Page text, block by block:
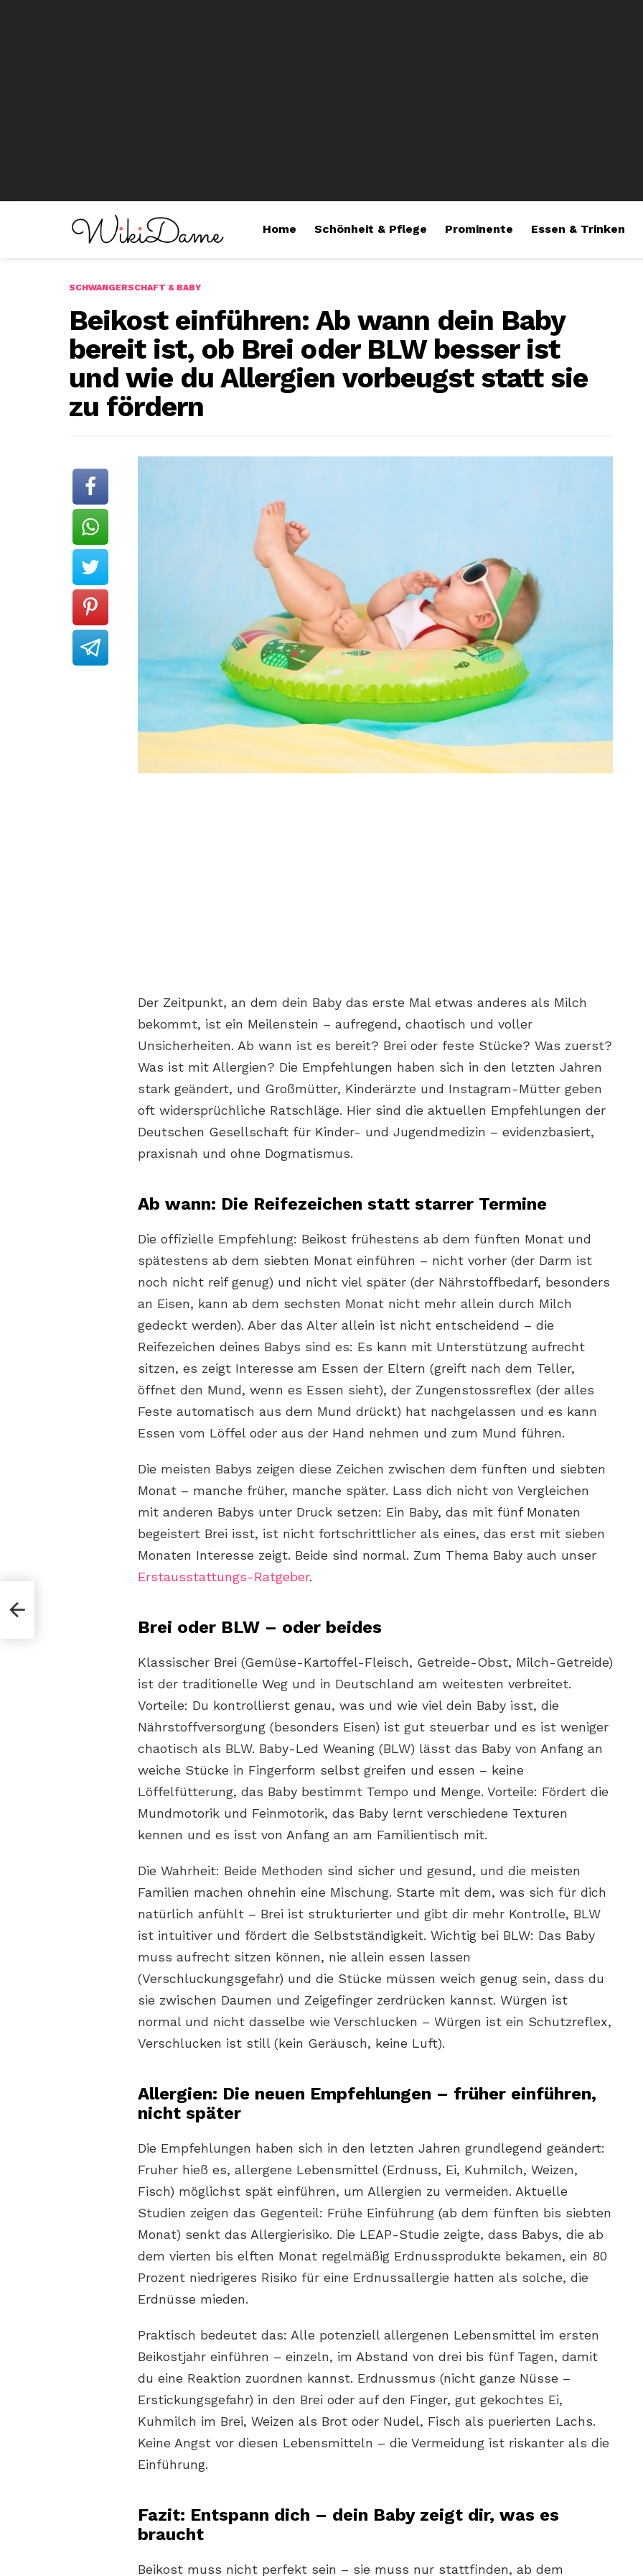
Home Schönheit & Pflege Prominente Essen & Trinken
SCHWANGERSCHAFT & BABY
Beikost einführen: Ab wann dein Baby
bereit ist, ob Brei oder BLW besser ist
und wie du Allergien vorbeugst statt sie
zu fördern
Der Zeitpunkt, an dem dein Baby das erste Mal etwas anderes als Milch
bekommt, ist ein Meilenstein – aufregend, chaotisch und voller
Unsicherheiten. Ab wann ist es bereit? Brei oder feste Stücke? Was zuerst?
Was ist mit Allergien? Die Empfehlungen haben sich in den letzten Jahren
stark geändert, und Großmütter, Kinderärzte und Instagram-Mütter geben
oft widersprüchliche Ratschläge. Hier sind die aktuellen Empfehlungen der
Deutschen Gesellschaft für Kinder- und Jugendmedizin – evidenzbasiert,
praxisnah und ohne Dogmatismus.
Ab wann: Die Reifezeichen statt starrer Termine
Die offizielle Empfehlung: Beikost frühestens ab dem fünften Monat und
spätestens ab dem siebten Monat einführen – nicht vorher (der Darm ist
noch nicht reif genug) und nicht viel später (der Nährstoffbedarf, besonders
an Eisen, kann ab dem sechsten Monat nicht mehr allein durch Milch
gedeckt werden). Aber das Alter allein ist nicht entscheidend – die
Reifezeichen deines Babys sind es: Es kann mit Unterstützung aufrecht
sitzen, es zeigt Interesse am Essen der Eltern (greift nach dem Teller,
öffnet den Mund, wenn es Essen sieht), der Zungenstossreflex (der alles
Feste automatisch aus dem Mund drückt) hat nachgelassen und es kann
Essen vom Löffel oder aus der Hand nehmen und zum Mund führen.
Die meisten Babys zeigen diese Zeichen zwischen dem fünften und siebten
Monat – manche früher, manche später. Lass dich nicht von Vergleichen
mit anderen Babys unter Druck setzen: Ein Baby, das mit fünf Monaten
begeistert Brei isst, ist nicht fortschrittlicher als eines, das erst mit sieben
Monaten Interesse zeigt. Beide sind normal. Zum Thema Baby auch unser
Erstausstattungs-Ratgeber.
Brei oder BLW – oder beides
Klassischer Brei (Gemüse-Kartoffel-Fleisch, Getreide-Obst, Milch-Getreide)
ist der traditionelle Weg und in Deutschland am weitesten verbreitet.
Vorteile: Du kontrollierst genau, was und wie viel dein Baby isst, die
Nährstoffversorgung (besonders Eisen) ist gut steuerbar und es ist weniger
chaotisch als BLW. Baby-Led Weaning (BLW) lässt das Baby von Anfang an
weiche Stücke in Fingerform selbst greifen und essen – keine
Löffelfütterung, das Baby bestimmt Tempo und Menge. Vorteile: Fördert die
Mundmotorik und Feinmotorik, das Baby lernt verschiedene Texturen
kennen und es isst von Anfang an am Familientisch mit.
Die Wahrheit: Beide Methoden sind sicher und gesund, und die meisten
Familien machen ohnehin eine Mischung. Starte mit dem, was sich für dich
natürlich anfühlt – Brei ist strukturierter und gibt dir mehr Kontrolle, BLW
ist intuitiver und fördert die Selbstständigkeit. Wichtig bei BLW: Das Baby
muss aufrecht sitzen können, nie allein essen lassen
(Verschluckungsgefahr) und die Stücke müssen weich genug sein, dass du
sie zwischen Daumen und Zeigefinger zerdrücken kannst. Würgen ist
normal und nicht dasselbe wie Verschlucken – Würgen ist ein Schutzreflex,
Verschlucken ist still (kein Geräusch, keine Luft).
Allergien: Die neuen Empfehlungen – früher einführen,
nicht später
Die Empfehlungen haben sich in den letzten Jahren grundlegend geändert:
Fruher hieß es, allergene Lebensmittel (Erdnuss, Ei, Kuhmilch, Weizen,
Fisch) möglichst spät einführen, um Allergien zu vermeiden. Aktuelle
Studien zeigen das Gegenteil: Frühe Einführung (ab dem fünften bis siebten
Monat) senkt das Allergierisiko. Die LEAP-Studie zeigte, dass Babys, die ab
dem vierten bis elften Monat regelmäßig Erdnussprodukte bekamen, ein 80
Prozent niedrigeres Risiko für eine Erdnussallergie hatten als solche, die
Erdnüsse mieden.
Praktisch bedeutet das: Alle potenziell allergenen Lebensmittel im ersten
Beikostjahr einführen – einzeln, im Abstand von drei bis fünf Tagen, damit
du eine Reaktion zuordnen kannst. Erdnussmus (nicht ganze Nüsse –
Erstickungsgefahr) in den Brei oder auf den Finger, gut gekochtes Ei,
Kuhmilch im Brei, Weizen als Brot oder Nudel, Fisch als puerierten Lachs.
Keine Angst vor diesen Lebensmitteln – die Vermeidung ist riskanter als die
Einführung.
Fazit: Entspann dich – dein Baby zeigt dir, was es
braucht
Beikost muss nicht perfekt sein – sie muss nur stattfinden, ab dem